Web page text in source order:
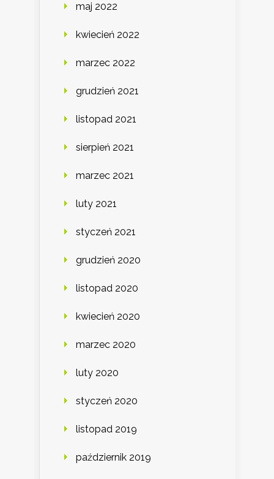
maj 2022
kwiecień 2022
marzec 2022
grudzień 2021
listopad 2021
sierpień 2021
marzec 2021
luty 2021
styczeń 2021
grudzień 2020
listopad 2020
kwiecień 2020
marzec 2020
luty 2020
styczeń 2020
listopad 2019
październik 2019